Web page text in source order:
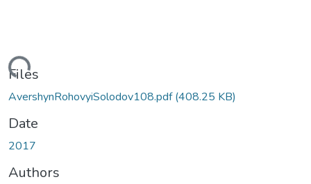
Loading...
Files
AvershynRohovyiSolodov108.pdf(408.25 KB)
Date
2017
Authors